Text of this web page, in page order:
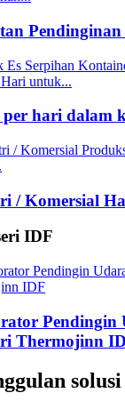
Pendinginan
per hari dalam
/ Komersial
IDF
Pendingin
Thermojinn